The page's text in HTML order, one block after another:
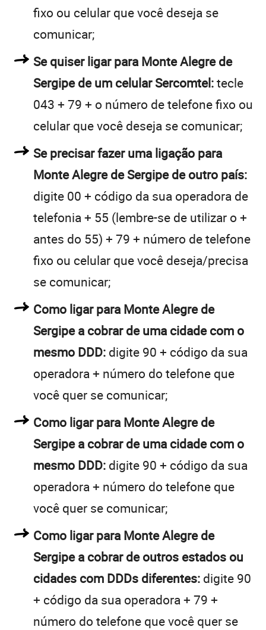
fixo ou celular que você deseja se
comunicar;
Se quiser ligar para Monte Alegre de
Sergipe de um celular Sercomtel:tecle
043 + 79 + o número de telefone fixo ou
celular que você deseja se comunicar;
Se precisar fazer uma ligação para
Monte Alegre de Sergipe de outro país:
digite 00 + código da sua operadora de
telefonia + 55 (lembre-se de utilizar o +
antes do 55) + 79 + número de telefone
fixo ou celular que você deseja/precisa
se comunicar;
Como ligar para Monte Alegre de
Sergipe a cobrar de uma cidade com o
mesmo DDD: digite 90 + código da sua
operadora + número do telefone que
você quer se comunicar;
Como ligar para Monte Alegre de
Sergipe a cobrar de uma cidade com o
mesmo DDD: digite 90 + código da sua
operadora + número do telefone que
você quer se comunicar;
Como ligar para Monte Alegre de
Sergipe a cobrar de outros estados ou
cidades com DDDs diferentes: digite 90
+ código da sua operadora + 79 +
número do telefone que você quer se